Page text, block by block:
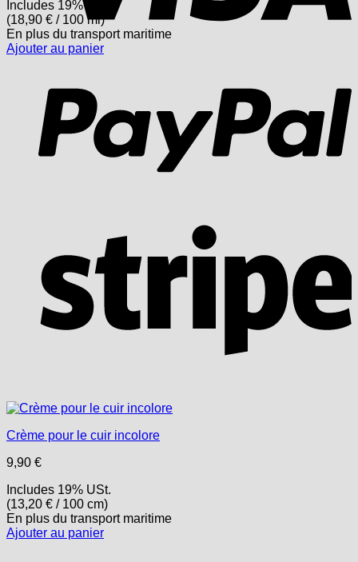
Includes 19% USt.
(18,90 € / 100 ml)
En plus du transportmaritime
Ajouter au panier
Crème pour le cuir incolore
9,90 €
Includes 19% USt.
(13,20 € / 100 cm)
En plus du transportmaritime
Ajouter au panier